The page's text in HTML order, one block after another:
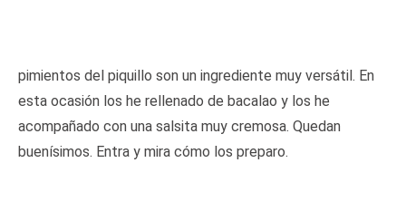
pimientos del piquillo son un ingrediente muy versátil. En
esta ocasión los he rellenado de bacalao y los he
acompañado con una salsita muy cremosa. Quedan
buenísimos. Entra y mira cómo los preparo.